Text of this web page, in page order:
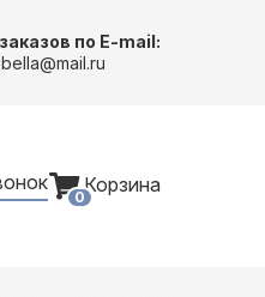
по E-mail:
Корзина
0